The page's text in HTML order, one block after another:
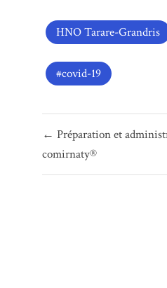
HNO Tarare-Grandris
covid-19
de
l’article
← Préparation et
comirnaty®